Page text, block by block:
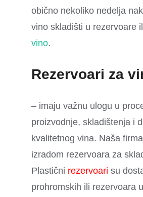
obično nekoliko nedelja
vino skladišti u rezervoare
vino.
Rezervoari za
– imaju važnu ulogu u
proizvodnje, skladištenja i
kvalitetnog vina. Naša
izradom rezervoara za
Plastični rezervoari su
prohromskih ili rezervoara